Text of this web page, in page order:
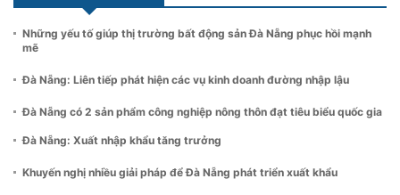
Những yếu tố giúp thị trường bất động sản Đà Nẵng phục hồi mạnh
mẽ
Đà Nẵng: Liên tiếp phát hiện các vụ kinh doanh đường nhập lậu
Đà Nẵng có 2 sản phẩm công nghiệp nông thôn đạt tiêu biểu quốc gia
Đà Nẵng: Xuất nhập khẩu tăng trưởng
Khuyến nghị nhiều giải pháp để Đà Nẵng phát triển xuất khẩu